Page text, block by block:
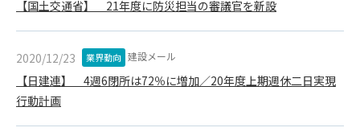
【国土交通省】 21年度に防災担当の審議官を新設
2020/12/23 業界動向 建設メール
【日建連】 4週6閉所は72％に増加／20年度上期週休二日実現
行動計画
と管理者が、判断した場合
(2) 建設資料館の運営および保守管理上、必要と判断した場合
(3) 広告掲載料金の支払が遅延した場合
(4) その他、管理者が不適当と判断した場合
第8条（サービスの変更・中止等）